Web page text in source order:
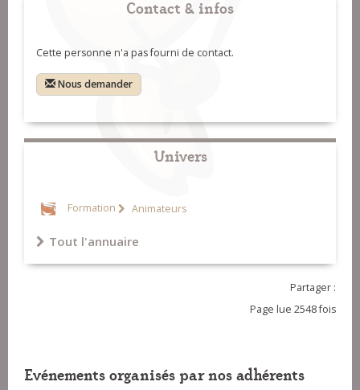
Contact & infos
Cette personne n'a pas fourni de contact.
Nous demander
Univers
Formation Animateurs
Tout l'annuaire
Partager :
Page lue 2548 fois
Evénements organisés par nos adhérents